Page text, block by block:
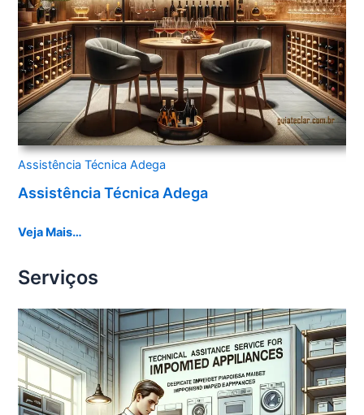
Assistência Técnica Adega
Assistência Técnica Adega
Veja Mais…
Serviços